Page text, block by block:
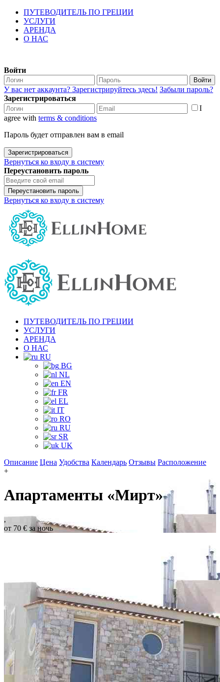
ПУТЕВОДИТЕЛЬ ПО ГРЕЦИИ
УСЛУГИ
АРЕНДА
О НАС
Войти
Войти
У вас нет аккаунта? Зарегистрируйтесь здесь! Забыли пароль?
Зарегистрироваться
I
agree with terms & conditions
Пароль будет отправлен вам в email
Зарегистрироваться
Вернуться ко входу в систему
Переустановить пароль
Переустановить пароль
Вернуться ко входу в систему
ПУТЕВОДИТЕЛЬ ПО ГРЕЦИИ
УСЛУГИ
АРЕНДА
О НАС
RU
BG
NL
EN
FR
EL
IT
RO
RU
SR
UK
Описание Цена Удобства Календарь Отзывы Расположение
+
Апартаменты «Мирт»
,
от 70 € за ночь